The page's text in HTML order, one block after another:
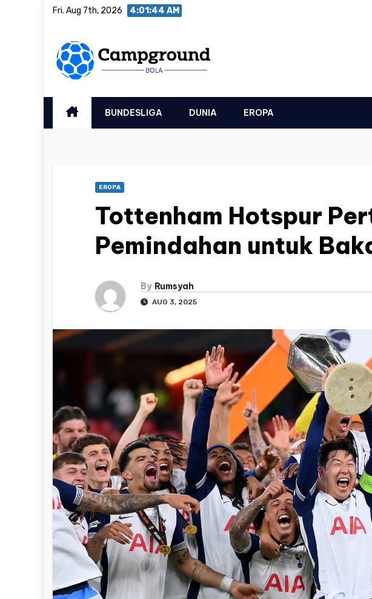
Fri. Aug 7th, 2026 4:01:45 AM
BUNDESLIGA DUNIA EROPA
EROPA
Tottenham Hotspur
Pemindahan untuk
By Rumsyah
AUG 3, 2025